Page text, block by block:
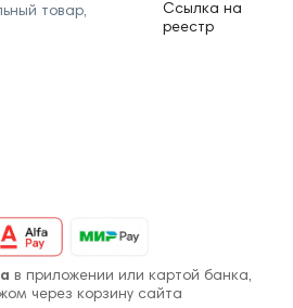
товар,
Ссылка на
реестр
в приложении или картой банка,
через корзину сайта